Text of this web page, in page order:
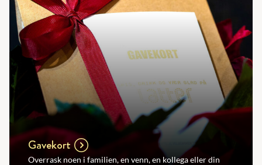
Gavekort
Overrask noen i familien, en venn, en kollega eller din